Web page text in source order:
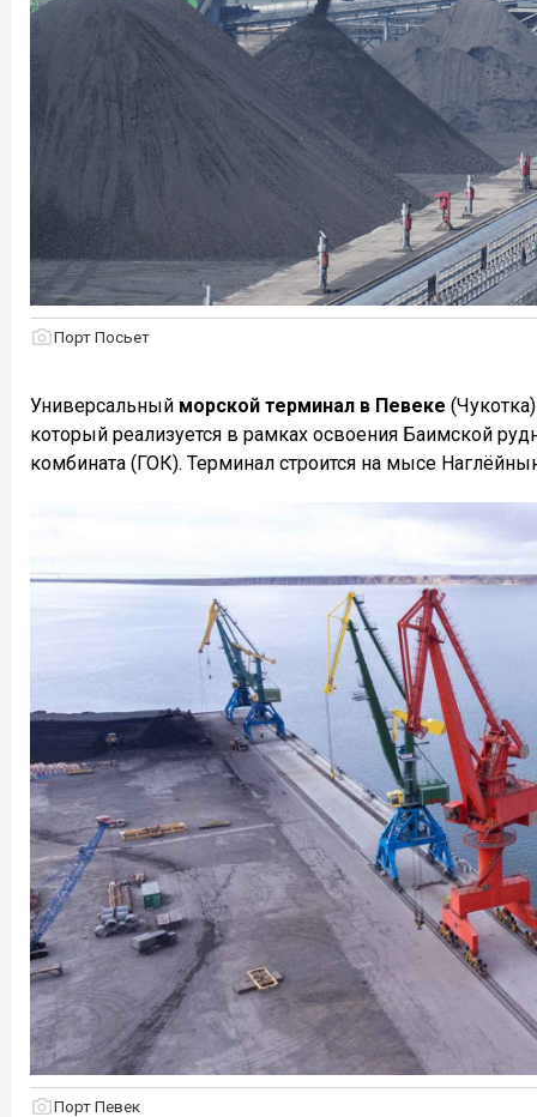
Порт Посьет
Универсальный морской терминал в Певеке
который реализуется в рамках освоения Баимской
комбината (ГОК). Терминал строится на мысе
Порт Певек